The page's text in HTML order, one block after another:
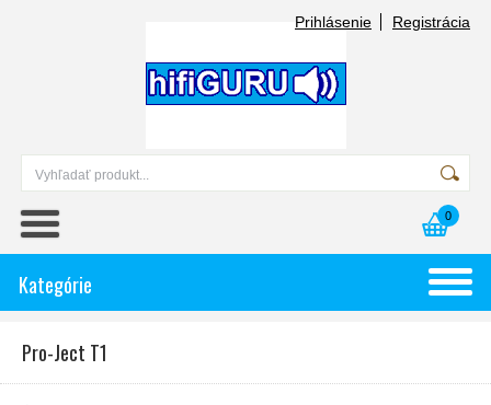
Prihlásenie Registrácia
0
Kategórie
Pro-Ject T1